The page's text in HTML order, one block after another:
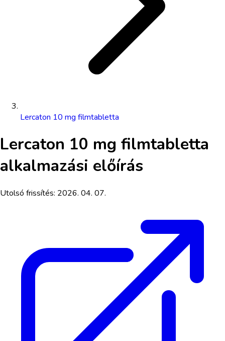
Lercaton 10 mg filmtabletta
Lercaton 10 mg filmtabletta
alkalmazási előírás
Utolsó frissítés: 2026. 04. 07.